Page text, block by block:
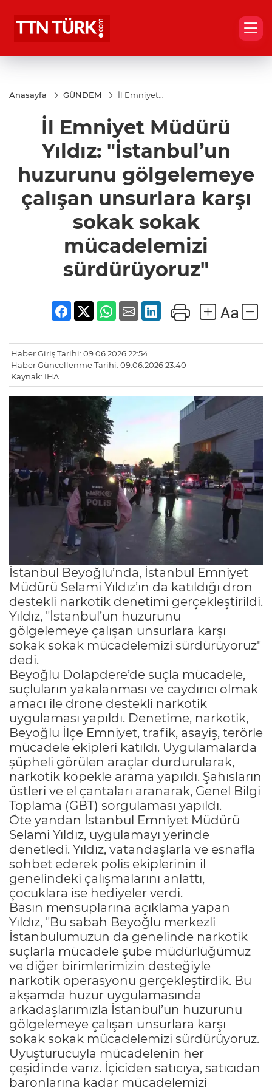
Anasayfa GÜNDEM
İl Emniyet
huzurunu
gölgelemeye
çalışan
unsurlara
sokak
mücadelemizi
sürdürüyoruz"
İl Emniyet Müdürü
Yıldız: "İstanbul’un
huzurunu gölgelemeye
çalışan unsurlara karşı
sokak sokak
mücadelemizi
sürdürüyoruz"
Haber Giriş Tarihi: 09.06.2026 22:54
Haber Güncellenme Tarihi: 09.06.2026 23:40
Kaynak: İHA
İstanbul Beyoğlu’nda, İstanbul Emniyet
Müdürü Selami Yıldız’ın da katıldığı dron
destekli narkotik denetimi gerçekleştirildi.
Yıldız, "İstanbul’un huzurunu
gölgelemeye çalışan unsurlara karşı
sokak sokak mücadelemizi sürdürüyoruz"
dedi.
Beyoğlu Dolapdere’de suçla mücadele,
suçluların yakalanması ve caydırıcı olmak
amacı ile drone destekli narkotik
uygulaması yapıldı. Denetime, narkotik,
Beyoğlu İlçe Emniyet, trafik, asayiş, terörle
mücadele ekipleri katıldı. Uygulamalarda
şüpheli görülen araçlar durdurularak,
narkotik köpekle arama yapıldı. Şahısların
üstleri ve el çantaları aranarak, Genel Bilgi
Toplama (GBT) sorgulaması yapıldı.
Öte yandan İstanbul Emniyet Müdürü
Selami Yıldız, uygulamayı yerinde
denetledi. Yıldız, vatandaşlarla ve esnafla
sohbet ederek polis ekiplerinin il
genelindeki çalışmalarını anlattı,
çocuklara ise hediyeler verdi.
Basın mensuplarına açıklama yapan
Yıldız, "Bu sabah Beyoğlu merkezli
İstanbulumuzun da genelinde narkotik
suçlarla mücadele şube müdürlüğümüz
ve diğer birimlerimizin desteğiyle
narkotik operasyonu gerçekleştirdik. Bu
akşamda huzur uygulamasında
arkadaşlarımızla İstanbul’un huzurunu
gölgelemeye çalışan unsurlara karşı
sokak sokak mücadelemizi sürdürüyoruz.
Uyuşturucuyla mücadelenin her
çeşidinde varız. İçiciden satıcıya, satıcıdan
baronlarına kadar mücadelemizi